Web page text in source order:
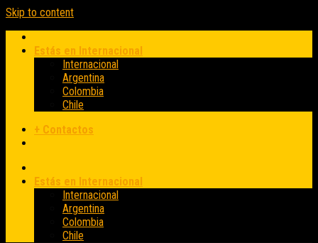
Skip to content
Estás en Internacional
Internacional
Argentina
Colombia
Chile
+ Contactos
Estás en Internacional
Internacional
Argentina
Colombia
Chile